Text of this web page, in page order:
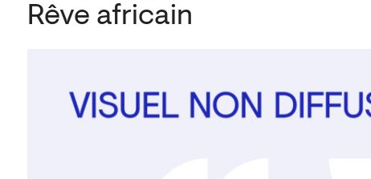
Rêve africain